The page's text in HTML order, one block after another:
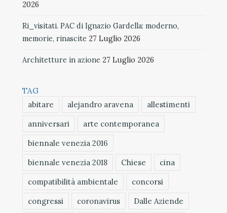
2026
Ri_visitati. PAC di Ignazio Gardella: moderno,
memorie, rinascite 27 Luglio 2026
Architetture in azione 27 Luglio 2026
TAG
abitare
alejandro aravena
allestimenti
anniversari
arte contemporanea
biennale venezia 2016
biennale venezia 2018
Chiese
cina
compatibilità ambientale
concorsi
congressi
coronavirus
Dalle Aziende